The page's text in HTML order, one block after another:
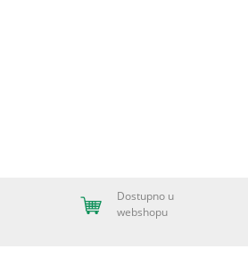
Dostupno u
webshopu